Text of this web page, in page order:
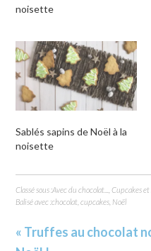
noisette
Sablés sapins de Noël à la
noisette
Classé sous :Avec du chocolat... ,Cupcakes
Balisé avec :chocolat ,cupcakes Noël
« Truffes au chocolat